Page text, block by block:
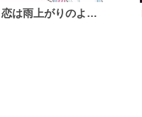
恋は雨上がりのように